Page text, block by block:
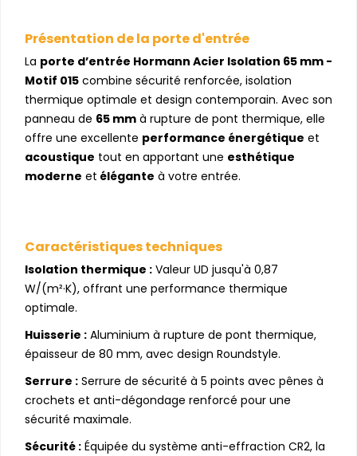
Présentation de la porte d'entrée
La porte d’entrée Hormann Acier Isolation 65 mm -
Motif 015 combine sécurité renforcée, isolation
thermique optimale et design contemporain. Avec son
panneau de 65 mm à rupture de pont thermique, elle
offre une excellente performance énergétique et
acoustique tout en apportant une esthétique
moderne et élégante à votre entrée.
Caractéristiques techniques
Isolation thermique : Valeur UD jusqu'à 0,87
W/(m²·K), offrant une performance thermique
optimale.
Huisserie : Aluminium à rupture de pont thermique,
épaisseur de 80 mm, avec design Roundstyle.
Serrure : Serrure de sécurité à 5 points avec pênes à
crochets et anti-dégondage renforcé pour une
sécurité maximale.
Sécurité : Équipée du système anti-effraction CR2, la